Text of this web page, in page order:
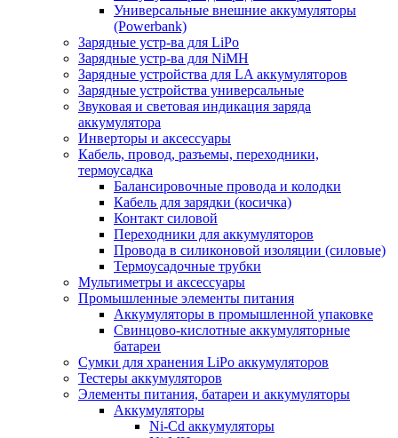
Универсальные внешние аккумуляторы
(Powerbank)
Зарядные устр-ва для LiPo
Зарядные устр-ва для NiMH
Зарядные устройства для LA аккумуляторов
Зарядные устройства универсальные
Звуковая и световая индикация заряда
аккумулятора
Инверторы и аксессуары
Кабель, провод, разъемы, переходники,
термоусадка
Балансировочные провода и колодки
Кабель для зарядки (косичка)
Контакт силовой
Переходники для аккумуляторов
Провода в силиконовой изоляции (силовые)
Термоусадочные трубки
Мультиметры и аксессуары
Промышленные элементы питания
Аккумуляторы в промышленной упаковке
Свинцово-кислотные аккумуляторные
батареи
Сумки для хранения LiPo аккумуляторов
Тестеры аккумуляторов
Элементы питания, батареи и аккумуляторы
Аккумуляторы
Ni-Cd аккумуляторы